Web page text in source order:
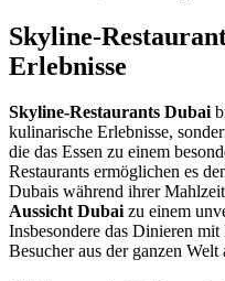
Skyline-
Erlebnisse
Skyline-Restaurants Dubai
kulinarische Erlebnisse,
die das Essen zu einem
Restaurants ermöglichen es
Dubais während ihrer
Aussicht Dubaizu einem
Insbesondere das Dinieren
Besucher aus der ganzen Welt